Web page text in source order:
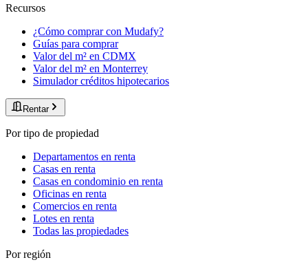
Recursos
¿Cómo comprar con Mudafy?
Guías para comprar
Valor del m² en CDMX
Valor del m² en Monterrey
Simulador créditos hipotecarios
Rentar
Por tipo de propiedad
Departamentos en renta
Casas en renta
Casas en condominio en renta
Oficinas en renta
Comercios en renta
Lotes en renta
Todas las propiedades
Por región